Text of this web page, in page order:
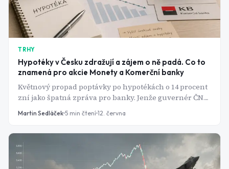
TRHY
Hypotéky v Česku zdražují a zájem o ně padá. Co to
znamená pro akcie Monety a Komerční banky
Květnový propad poptávky po hypotékách o 14 procent
zní jako špatná zpráva pro banky. Jenže guvernér ČNB
teď naznačil, že sazby možná ještě porostou - a pro
Martin Sedláček 5 min čtení 12. června